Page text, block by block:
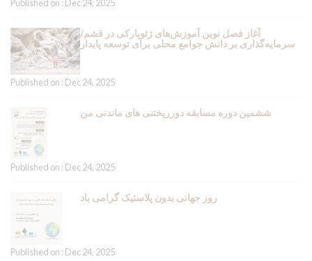
Published on : Dec 24, 2025
آغاز فصل نوین آموزش‌های ژئوپارکی در قشم/
سرمایه‌گذاری بر دانش جوامع محلی برای توسعه پایدار
Published on : Dec 24, 2025
ششمین دوره مسابقه دورریختنی های ماندنی من
Published on : Dec 24, 2025
روز جهانی بدون پلاستیک گرامی باد
Published on : Dec 24, 2025